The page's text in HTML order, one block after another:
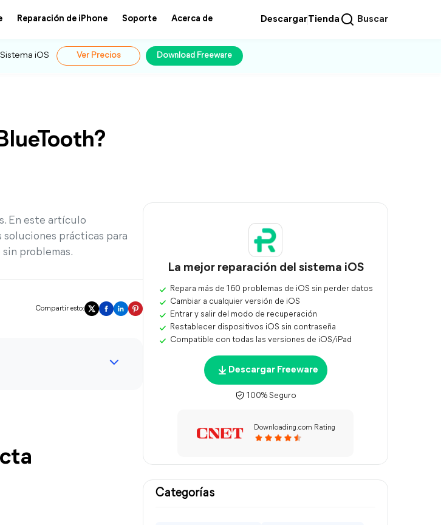
Reparación de iPhone Soporte Acerca de DescargarTienda Buscar
iOS Ver Precios Download Freeware
En este artículo
soluciones prácticas para
problemas.
Compartir esto:
La mejor reparación del sistema iOS
Repara más de 160 problemas de iOS sin perder datos
Cambiar a cualquier versión de iOS
Entrar y salir del modo de recuperación
Restablecer dispositivos iOS sin contraseña
Compatible con todas las versiones de iOS/iPad
Descargar Freeware
100% Seguro
Downloading.com Rating
Categorías